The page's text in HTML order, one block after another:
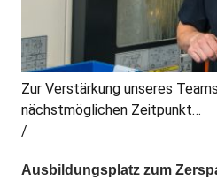
Zur Verstärkung unseres
nächstmöglichen Zeitpunkt…
Ausbildungsplatz zum